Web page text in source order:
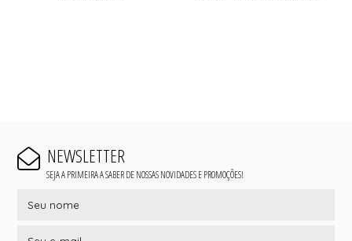
NEWSLETTER
SEJA A PRIMEIRA A SABER DE NOSSAS NOVIDADES E PROMOÇÕES!